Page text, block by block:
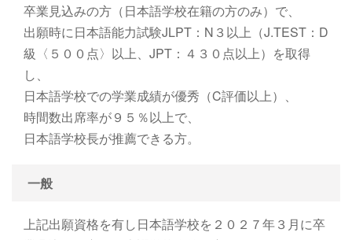
卒業見込みの方（日本語学校在籍の方のみ）で、
出願時に日本語能力試験JLPT：N３以上（J.TEST：D
級〈５００点〉以上、JPT：４３０点以上）を取得
し、
日本語学校での学業成績が優秀（C評価以上）、
時間数出席率が９５％以上で、
日本語学校⾧が推薦できる方。
一般
上記出願資格を有し日本語学校を２０２７年３月に卒